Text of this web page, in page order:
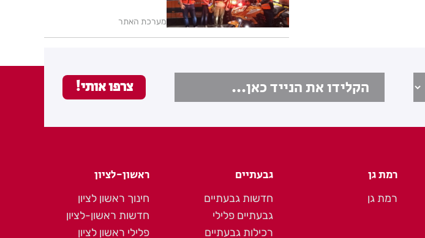
מערכת האתר
רמת גן
רמת גן
גבעתיים
חדשות גבעתיים
גבעתיים פלילי
רכילות גבעתיים
ראשון-לציון
חינוך ראשון לציון
חדשות ראשון-לציון
פלילי ראשון לציון